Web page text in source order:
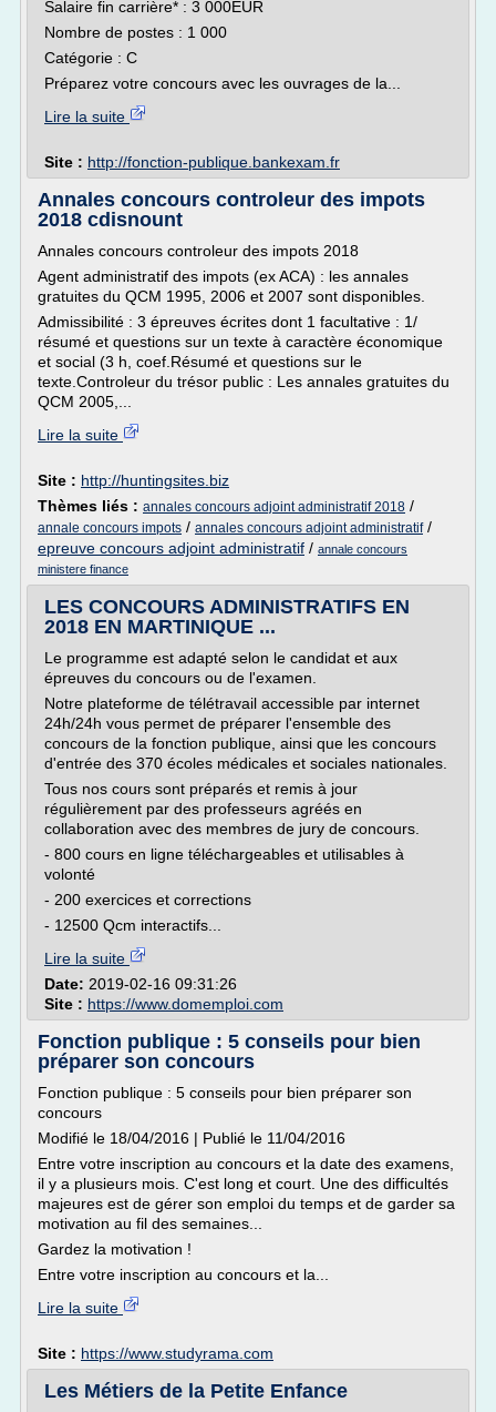
Salaire fin carrière* : 3 000EUR
Nombre de postes : 1 000
Catégorie : C
Préparez votre concours avec les ouvrages de la...
Lire la suite
Site : http://fonction-publique.bankexam.fr
Annales concours controleur des impots
2018 cdisnount
Annales concours controleur des impots 2018
Agent administratif des impots (ex ACA) : les annales
gratuites du QCM 1995, 2006 et 2007 sont disponibles.
Admissibilité : 3 épreuves écrites dont 1 facultative : 1/
résumé et questions sur un texte à caractère économique
et social (3 h, coef.Résumé et questions sur le
texte.Controleur du trésor public : Les annales gratuites du
QCM 2005,...
Lire la suite
Site : http://huntingsites.biz
Thèmes liés : annales concours adjoint administratif 2018 /
annale concours impots / annales concours adjoint administratif/
epreuve concours adjoint administratif / annale concours
ministere finance
LES CONCOURS ADMINISTRATIFS EN
2018 EN MARTINIQUE ...
Le programme est adapté selon le candidat et aux
épreuves du concours ou de l'examen.
Notre plateforme de télétravail accessible par internet
24h/24h vous permet de préparer l'ensemble des
concours de la fonction publique, ainsi que les concours
d'entrée des 370 écoles médicales et sociales nationales.
Tous nos cours sont préparés et remis à jour
régulièrement par des professeurs agréés en
collaboration avec des membres de jury de concours.
- 800 cours en ligne téléchargeables et utilisables à
volonté
- 200 exercices et corrections
- 12500 Qcm interactifs...
Lire la suite
Date: 2019-02-16 09:31:26
Site : https://www.domemploi.com
Fonction publique : 5 conseils pour bien
préparer son concours
Fonction publique : 5 conseils pour bien préparer son
concours
Modifié le 18/04/2016 | Publié le 11/04/2016
Entre votre inscription au concours et la date des examens,
il y a plusieurs mois. C'est long et court. Une des difficultés
majeures est de gérer son emploi du temps et de garder sa
motivation au fil des semaines...
Gardez la motivation !
Entre votre inscription au concours et la...
Lire la suite
Site : https://www.studyrama.com
Les Métiers de la Petite Enfance